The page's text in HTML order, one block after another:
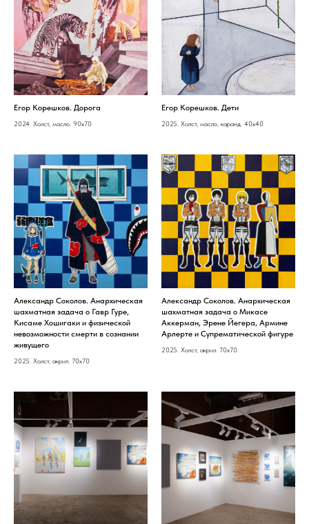
Егор Корешков. Дорога
2024. Холст, масло. 90х70
Егор Корешков. Дети
2025. Холст, масло, каранд. 40х40
Александр Соколов. Анархическая
шахматная задача о Гавр Гуре,
Кисаме Хошигаки и физической
невозможности смерти в сознании
живущего
2025. Холст, акрил. 70х70
Александр Соколов. Анархическая
шахматная задача о Микасе
Аккерман, Эрене Йегера, Армине
Арлерте и Супрематической фигуре
2025. Холст, акрил. 70х70